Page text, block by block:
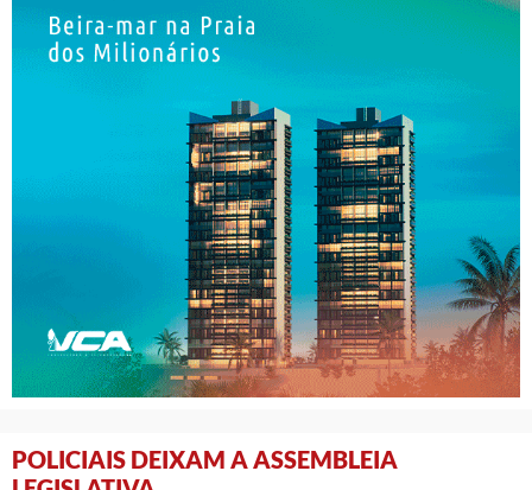
POLICIAIS DEIXAM A ASSEMBLEIA